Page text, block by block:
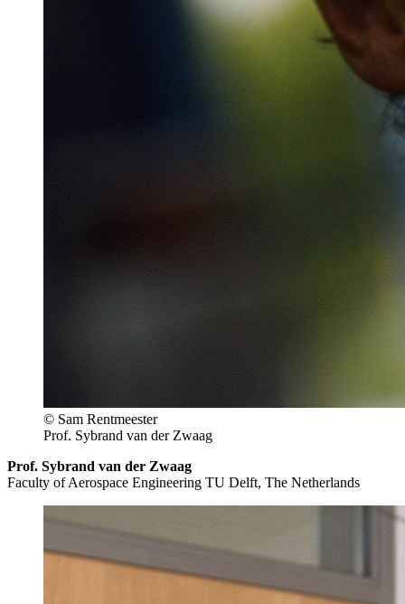
© Sam Rentmeester
Prof. Sybrand van der Zwaag
Prof. Sybrand van der Zwaag
Faculty of Aerospace Engineering TU Delft, The Netherlands